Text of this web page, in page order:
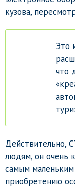
кузова,
Это
что
Действительно,
людям, он очень
самым маленьким
приобретению